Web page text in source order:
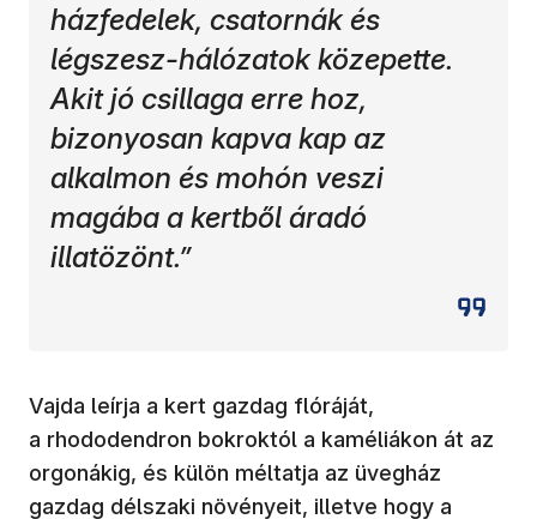
házfedelek, csatornák és
légszesz-hálózatok közepette.
Akit jó csillaga erre hoz,
bizonyosan kapva kap az
alkalmon és mohón veszi
magába a kertből áradó
illatözönt.”
Vajda leírja a kert gazdag flóráját,
a rhododendron bokroktól a kaméliákon át az
orgonákig, és külön méltatja az üvegház
gazdag délszaki növényeit, illetve hogy a